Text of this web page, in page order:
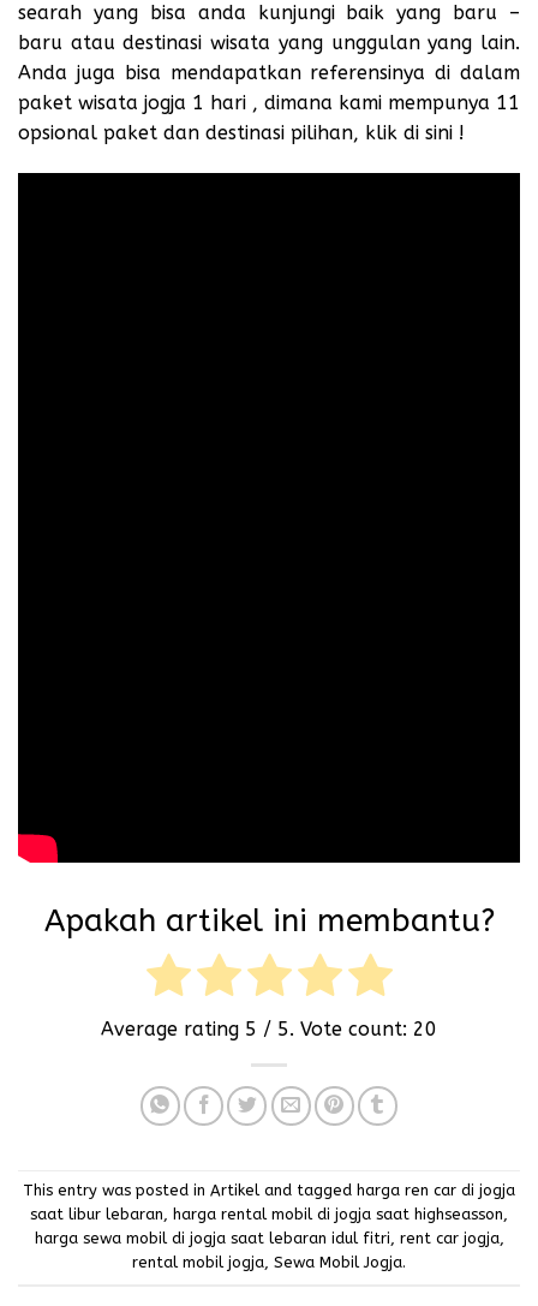
searah yang bisa anda kunjungi baik yang baru –
baru atau destinasi wisata yang unggulan yang lain.
Anda juga bisa mendapatkan referensinya di dalam
paket wisata jogja 1 hari , dimana kami mempunya 11
opsional paket dan destinasi pilihan, klik di sini !
Apakah artikel ini membantu?
Average rating 5 / 5. Vote count: 20
This entry was posted in Artikeland tagged harga ren car di jogja
saat libur lebaran, harga rental mobil di jogja saat highseasson,
harga sewa mobil di jogja saat lebaran idul fitri, rent car jogja,
rental mobil jogja, Sewa Mobil Jogja.